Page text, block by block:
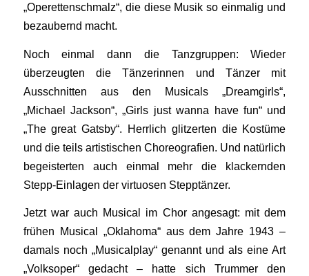
„Operettenschmalz“, die diese Musik so einmalig und
bezaubernd macht.
Noch einmal dann die Tanzgruppen: Wieder
überzeugten die Tänzerinnen und Tänzer mit
Ausschnitten aus den Musicals „Dreamgirls“,
„Michael Jackson“, „Girls just wanna have fun“ und
„The great Gatsby“. Herrlich glitzerten die Kostüme
und die teils artistischen Choreografien. Und natürlich
begeisterten auch einmal mehr die klackernden
Stepp-Einlagen der virtuosen Stepptänzer.
Jetzt war auch Musical im Chor angesagt: mit dem
frühen Musical „Oklahoma“ aus dem Jahre 1943 –
damals noch „Musicalplay“ genannt und als eine Art
„Volksoper“ gedacht – hatte sich Trummer den